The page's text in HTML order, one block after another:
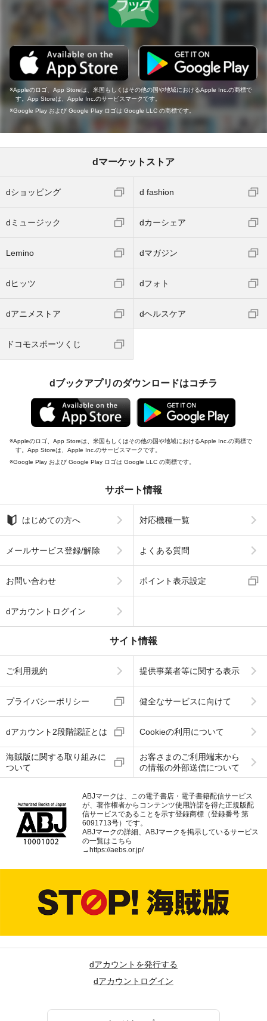
Appleのロゴ、App Storeは、米国もしくはその他の国や地域におけるApple Inc.の商標で
す。App Storeは、Apple Inc.のサービスマークです。
Google Play および Google Play ロゴは Google LLC の商標です。
dマーケットストア
dショッピング d fashion
dミュージック dカーシェア
Lemino dマガジン
dヒッツ dフォト
dアニメストア dヘルスケア
ドコモスポーツくじ
dブックアプリのダウンロードはコチラ
Appleのロゴ、App Storeは、米国もしくはその他の国や地域におけるApple Inc.の商標で
す。App Storeは、Apple Inc.のサービスマークです。
Google Play および Google Play ロゴは Google LLC の商標です。
サポート情報
はじめての方へ 対応機種一覧
メールサービス登録/解除 よくある質問
お問い合わせ ポイント表示設定
dアカウントログイン
サイト情報
ご利用規約 提供事業者等に関する表示
プライバシーポリシー 健全なサービスに向けて
dアカウント2段階認証とは Cookieの利用について
海賊版に関する取り組みに
ついて
お客さまのご利用端末から
の情報の外部送信について
ABJマークは、この電子書店・電子書籍配信サービス
が、著作権者からコンテンツ使用許諾を得た正規版配
信サービスであることを示す登録商標（登録番号 第
6091713号）です。
ABJマークの詳細、ABJマークを掲示しているサービス
の一覧はこちら
→ https://aebs.or.jp/
dアカウントを発行する
dアカウントログイン